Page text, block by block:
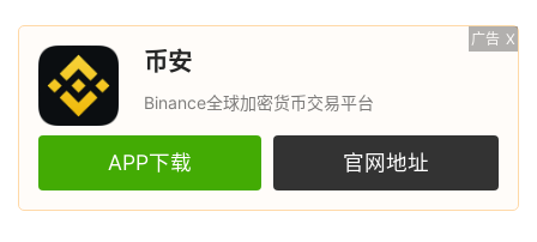
广告 X
币安
Binance全球加密货币交易平台
APP下载 官网地址